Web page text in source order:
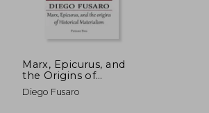
Marx, Epicurus, and
the Origins of
Historical Materialism
(en Inglés)
Diego Fusaro